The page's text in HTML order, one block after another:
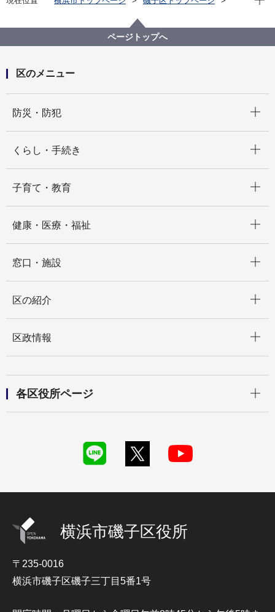
ISOGOフォトニュース
「納涼ふれあい盆踊り大会」が滝頭二丁目公園多目的
広場で開催されました
ページトップへ
区のメニュー
防災・防犯
くらし・手続き
子育て・教育
健康・医療・福祉
窓口・施設
区の紹介
区政情報
各区役所ページ
横浜市磯子区役所
〒235-0016
横浜市磯子区磯子三丁目5番1号